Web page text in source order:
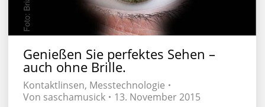
Genießen Sie perfektes Sehen –
auch ohne Brille.
Kontaktlinsen, Messtechnologie
Von saschamusick
13. November 2015